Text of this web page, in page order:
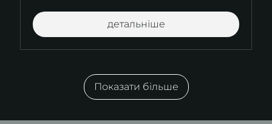
детальніше
Показати більше